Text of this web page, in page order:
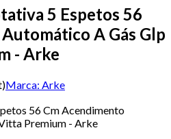
5 Espetos 56
A Gás Glp
- Arke
)Marca: Arke
56 Cm Acendimento
Premium - Arke